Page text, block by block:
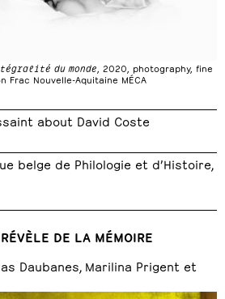
du monde, 2020, photography, fine
Nouvelle-Aquitaine MÉCA
about David Coste
belge de Philologie et d’Histoire,
DE LA MÉMOIRE
Daubanes, Marilina Prigent et